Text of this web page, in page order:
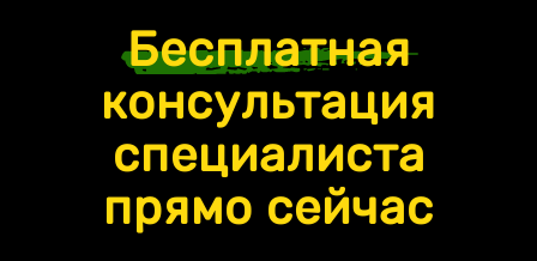
Бесплатная
консультация
специалиста
прямо сейчас